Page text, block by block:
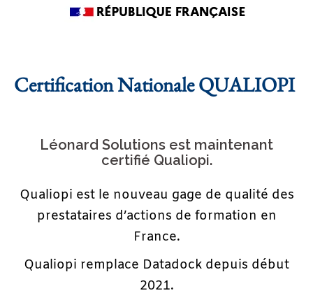
Certification Nationale QUALIOPI
Léonard Solutions est maintenant
certifié Qualiopi.
Qualiopi est le nouveau gage de qualité des
prestataires d’actions de formation en
France.
Qualiopi remplace Datadock depuis début
2021.